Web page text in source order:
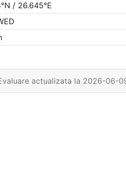
/ 26.645°E
actualizata la 2026-06-